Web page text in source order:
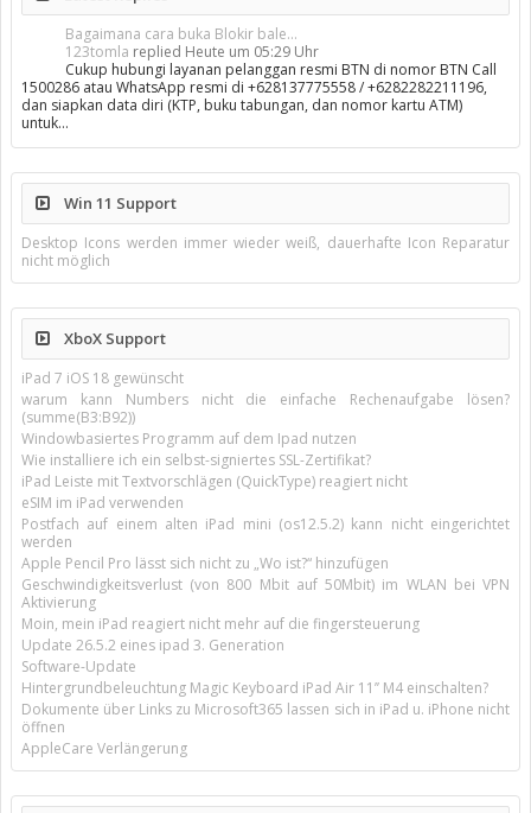
Bagaimana cara buka Blokir bale...
123tomla replied Heute um 05:29 Uhr
Cukup hubungi layanan pelanggan resmi BTN di nomor BTN Call
1500286 atau WhatsApp resmi di +628137775558 / +6282282211196,
dan siapkan data diri (KTP, buku tabungan, dan nomor kartu ATM)
untuk…
Win 11 Support
Desktop Icons werden immer wieder weiß, dauerhafte Icon Reparatur
nicht möglich
XboX Support
iPad 7 iOS 18 gewünscht
warum kann Numbers nicht die einfache Rechenaufgabe lösen?
(summe(B3:B92))
Windowbasiertes Programm auf dem Ipad nutzen
Wie installiere ich ein selbst-signiertes SSL-Zertifikat?
iPad Leiste mit Textvorschlägen (QuickType) reagiert nicht
eSIM im iPad verwenden
Postfach auf einem alten iPad mini (os12.5.2) kann nicht eingerichtet
werden
Apple Pencil Pro lässt sich nicht zu „Wo ist?“ hinzufügen
Geschwindigkeitsverlust (von 800 Mbit auf 50Mbit) im WLAN bei VPN
Aktivierung
Moin, mein iPad reagiert nicht mehr auf die fingersteuerung
Update 26.5.2 eines ipad 3. Generation
Software-Update
Hintergrundbeleuchtung Magic Keyboard iPad Air 11’’ M4 einschalten?
Dokumente über Links zu Microsoft365 lassen sich in iPad u. iPhone nicht
öffnen
AppleCare Verlängerung